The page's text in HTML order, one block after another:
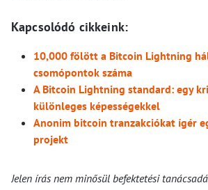
Kapcsolódó cikkeink:
10,000 fölött a Bitcoin Lightning
csomópontok száma
A Bitcoin Lightning standard: egy
különleges képességekkel
Anonim bitcoin tranzakciókat ígér
projekt
Jelen írás nem minősül befektetési